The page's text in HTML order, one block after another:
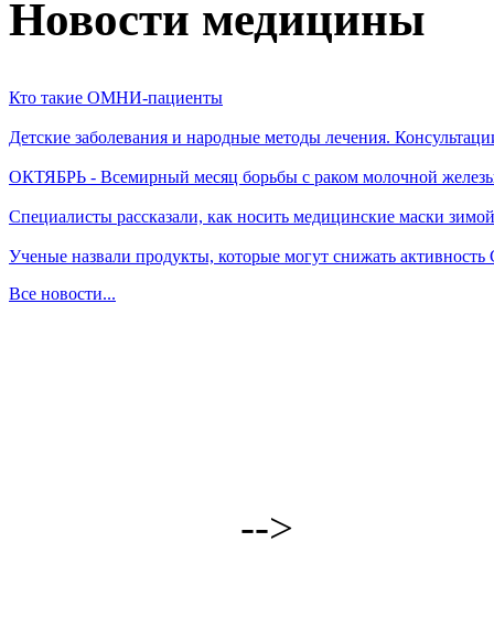
Новости медицины
Кто такие ОМНИ-пациенты
Детские заболевания и народные методы лечения.
ОКТЯБРЬ - Всемирный месяц борьбы с раком молочной
Специалисты рассказали, как носить медицинские маски зимой
Ученые назвали продукты, которые могут снижать
Все новости...
-->